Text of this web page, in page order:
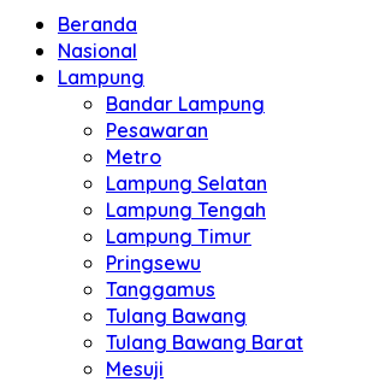
Beranda
Nasional
Lampung
Bandar Lampung
Pesawaran
Metro
Lampung Selatan
Lampung Tengah
Lampung Timur
Pringsewu
Tanggamus
Tulang Bawang
Tulang Bawang Barat
Mesuji